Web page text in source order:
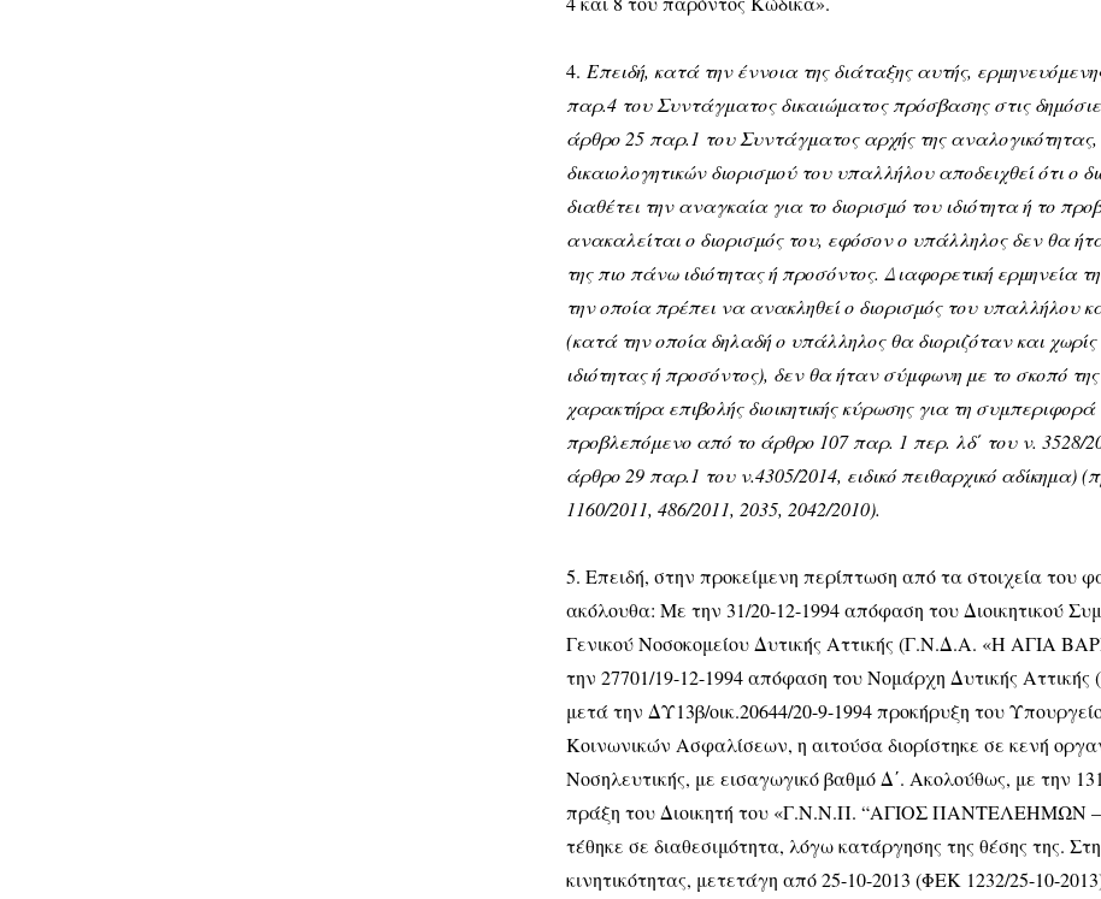
4. Επειδή, κατά την έννοια της διάταξης αυτής,
παρ.4 του Συντάγματος δικαιώματος πρόσβασης στις
άρθρο 25 παρ.1 του Συντάγματος αρχής της
δικαιολογητικών διορισμού του υπαλλήλου αποδειχθεί ότι ο
διαθέτει την αναγκαία για το διορισμό του ιδιότητα ή το
ανακαλείται ο διορισμός του, εφόσον ο υπάλληλος δεν θα
της πιο πάνω ιδιότητας ή προσόντος. Διαφορετική ερμηνεία
την οποία πρέπει να ανακληθεί ο διορισμός του υπαλλήλου
(κατά την οποία δηλαδή ο υπάλληλος θα διοριζόταν και χωρίς
ιδιότητας ή προσόντος), δεν θα ήταν σύμφωνη με το σκοπό
χαρακτήρα επιβολής διοικητικής κύρωσης για τη
προβλεπόμενο από το άρθρο 107 παρ. 1 περ. λδ΄ του ν. 3528/
άρθρο 29 παρ.1 του ν.4305/2014, ειδικό πειθαρχικό αδίκημα)
1160/2011, 486/2011, 2035, 2042/2010).
5. Επειδή, στην προκείμενη περίπτωση από τα στοιχεία του
ακόλουθα: Με την 31/20-12-1994 απόφαση του Διοικητικού
Γενικού Νοσοκομείου Δυτικής Αττικής (Γ.Ν.Δ.Α. «Η ΑΓΙΑ
την 27701/19-12-1994 απόφαση του Νομάρχη Δυτικής
μετά την ΔΥ13β/οικ.20644/20-9-1994 προκήρυξη του
Κοινωνικών Ασφαλίσεων, η αιτούσα διορίστηκε σε κενή
Νοσηλευτικής, με εισαγωγικό βαθμό Δ΄. Ακολούθως, με την
πράξη του Διοικητή του «Γ.Ν.Ν.Π. “ΑΓΙΟΣ ΠΑΝΤΕΛΕΗΜΩΝ
τέθηκε σε διαθεσιμότητα, λόγω κατάργησης της θέσης της.
κινητικότητας, μετετάγη από 25-10-2013 (ΦΕΚ 1232/25-10-